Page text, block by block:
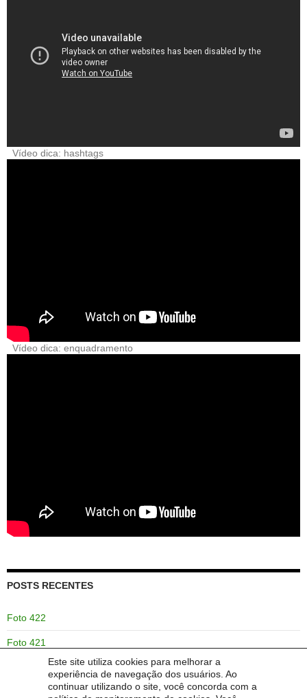
Este site utiliza cookies para melhorar a
experiência de navegação dos usuários. Ao
continuar utilizando o site, você concorda com a
Vídeo dica: hashtags
Vídeo dica: enquadramento
POSTS RECENTES
Foto 422
Foto 421